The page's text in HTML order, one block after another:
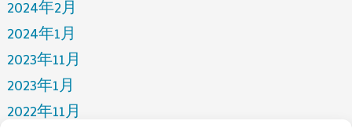
2024年2月
2024年1月
2023年11月
2023年1月
2022年11月